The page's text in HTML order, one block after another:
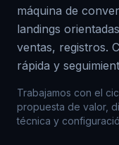
máquina de
landings
ventas, registros.
rápida y
Trabajamos con el
propuesta de valor,
técnica y